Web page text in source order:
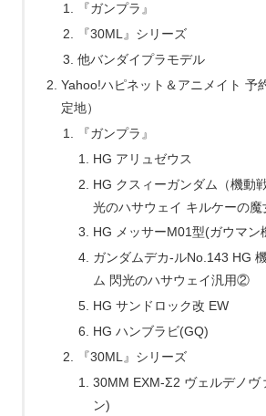
『ガンプラ』
『30ML』シリーズ
他バンダイプラモデル
Yahoo!ハピネット＆アニメイト 予
定地）
『ガンプラ』
HG アリュゼウス
HG クスィーガンダム（機動
光のハサウェイ キルケーの魔
HG メッサーM01型(ガウマン
ガンダムデカ-ルNo.143 HG
ム 閃光のハサウェイ汎用②
HG サンドロック改 EW
HG ハンブラビ(GQ)
『30ML』シリーズ
30MM EXM-Σ2 ヴェルデノヴ
ン)